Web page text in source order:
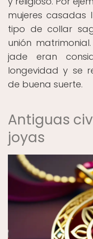
mujeres casadas
tipo de collar
unión
jade eran
longevidad y se
de buena suerte.
Antiguas
joyas